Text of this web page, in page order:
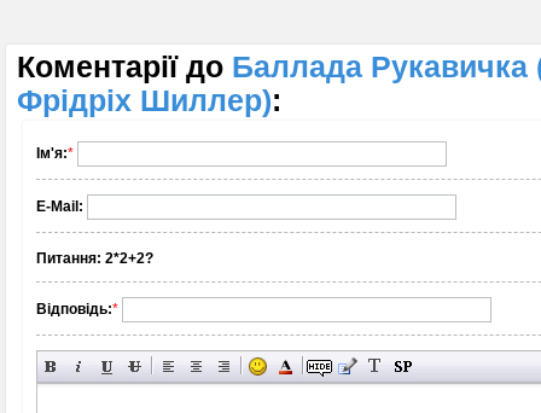
Коментарії до Баллада Рукавичка
Фрідріх Шиллер):
Ім'я:*
E-Mail:
Питання: 2*2+2?
Відповідь:*